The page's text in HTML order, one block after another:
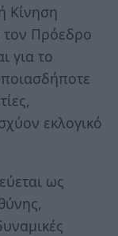
Κίνηση
Πρόεδρο
για το
εκλογικό
ως